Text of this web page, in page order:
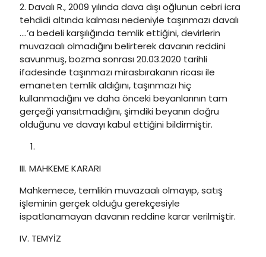
2. Davalı R., 2009 yılında dava dışı oğlunun cebri icra
tehdidi altında kalması nedeniyle taşınmazı davalı
….’a bedeli karşılığında temlik ettiğini, devirlerin
muvazaalı olmadığını belirterek davanın reddini
savunmuş, bozma sonrası 20.03.2020 tarihli
ifadesinde taşınmazı mirasbırakanın ricası ile
emaneten temlik aldığını, taşınmazı hiç
kullanmadığını ve daha önceki beyanlarının tam
gerçeği yansıtmadığını, şimdiki beyanın doğru
olduğunu ve davayı kabul ettiğini bildirmiştir.
III. MAHKEME KARARI
Mahkemece, temlikin muvazaalı olmayıp, satış
işleminin gerçek olduğu gerekçesiyle
ispatlanamayan davanın reddine karar verilmiştir.
IV. TEMYİZ